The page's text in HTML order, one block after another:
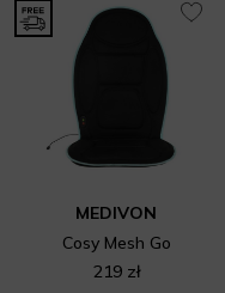
MEDIVON
Cosy Mesh Go
219 zł